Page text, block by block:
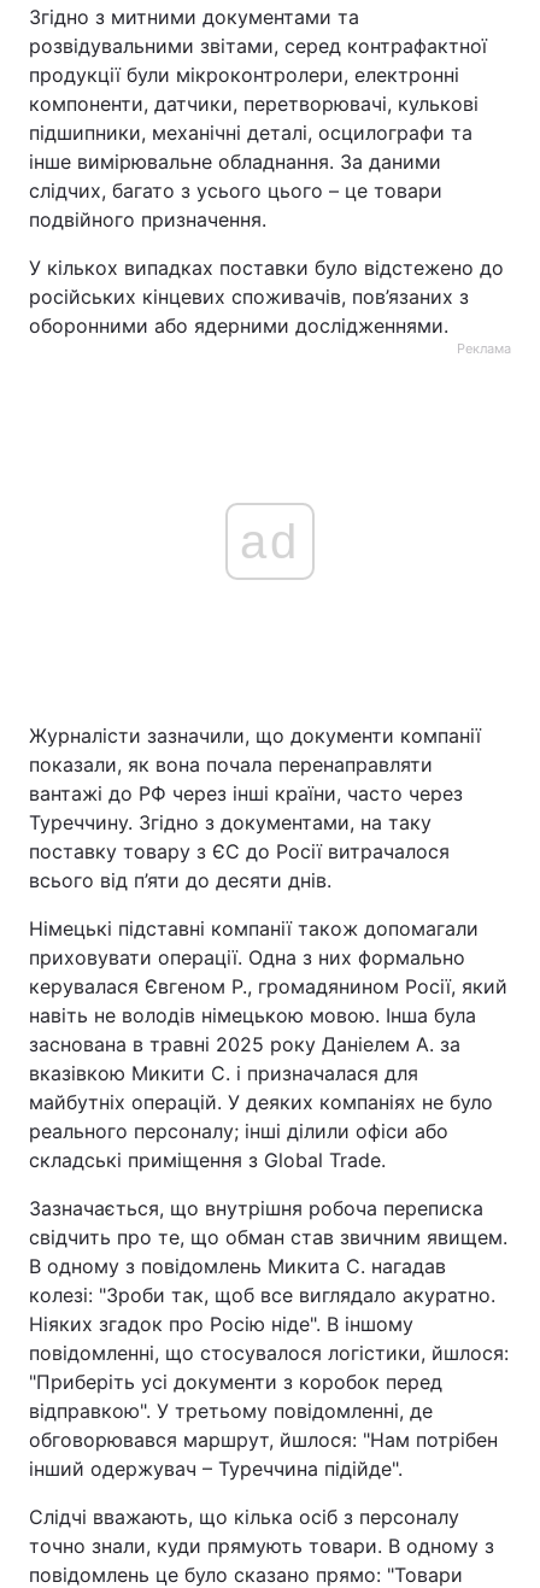
Згідно з митними документами та
розвідувальними звітами, серед контрафактної
продукції були мікроконтролери, електронні
компоненти, датчики, перетворювачі, кулькові
підшипники, механічні деталі, осцилографи та
інше вимірювальне обладнання. За даними
слідчих, багато з усього цього – це товари
подвійного призначення.
У кількох випадках поставки було відстежено до
російських кінцевих споживачів, пов’язаних з
оборонними або ядерними дослідженнями.
Реклама
ad
Журналісти зазначили, що документи компанії
показали, як вона почала перенаправляти
вантажі до РФ через інші країни, часто через
Туреччину. Згідно з документами, на таку
поставку товару з ЄС до Росії витрачалося
всього від п’яти до десяти днів.
Німецькі підставні компанії також допомагали
приховувати операції. Одна з них формально
керувалася Євгеном Р., громадянином Росії, який
навіть не володів німецькою мовою. Інша була
заснована в травні 2025 року Даніелем А. за
вказівкою Микити С. і призначалася для
майбутніх операцій. У деяких компаніях не було
реального персоналу; інші ділили офіси або
складські приміщення з Global Trade.
Зазначається, що внутрішня робоча переписка
свідчить про те, що обман став звичним явищем.
В одному з повідомлень Микита С. нагадав
колезі: "Зроби так, щоб все виглядало акуратно.
Ніяких згадок про Росію ніде". В іншому
повідомленні, що стосувалося логістики, йшлося:
"Приберіть усі документи з коробок перед
відправкою". У третьому повідомленні, де
обговорювався маршрут, йшлося: "Нам потрібен
інший одержувач – Туреччина підійде".
Слідчі вважають, що кілька осіб з персоналу
точно знали, куди прямують товари. В одному з
повідомлень це було сказано прямо: "Товари